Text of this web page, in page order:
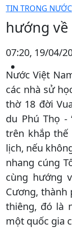
TIN TRONG NƯỚC
hướng về
07:20, 19/04/
Nước Việt
các nhà sử
thờ 18 đời
du Phú Thọ -
trên khắp thế
lịch, nếu
nhang cúng
cùng hướng
Cương, thành
thiêng, đó là
một quốc gia